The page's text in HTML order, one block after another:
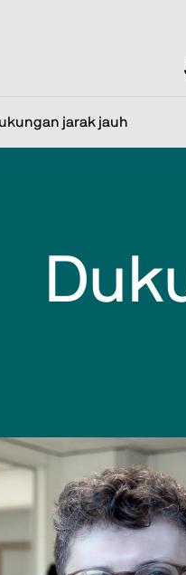
jarak jauh